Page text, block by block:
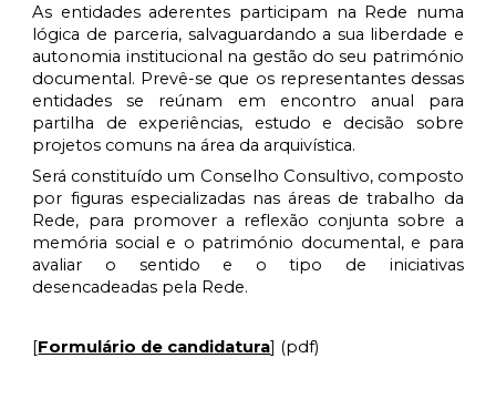
As entidades aderentes participam na Rede numa
lógica de parceria, salvaguardando a sua liberdade e
autonomia institucional na gestão do seu património
documental. Prevê-se que os representantes dessas
entidades se reúnam em encontro anual para
partilha de experiências, estudo e decisão sobre
projetos comuns na área da arquivística.
Será constituído um Conselho Consultivo, composto
por figuras especializadas nas áreas de trabalho da
Rede, para promover a reflexão conjunta sobre a
memória social e o património documental, e para
avaliar o sentido e o tipo de iniciativas
desencadeadas pela Rede.
[Formulário de candidatura] (pdf)